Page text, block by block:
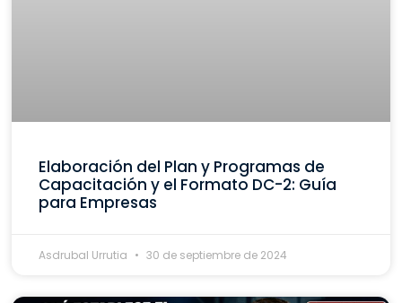
Elaboración del Plan y Programas de
Capacitación y el Formato DC-2: Guía
para Empresas
Asdrubal Urrutia 30 de septiembre de 2024